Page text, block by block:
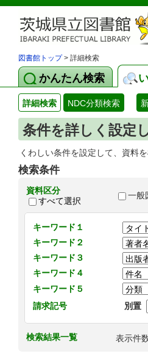
図書館トップ> 詳細検索
かんたん検索
詳細検索 NDC分類検索
条件を詳しく設定
くわしい条件を設定して、資料
検索条件
資料区分
すべて選択
一般
キーワード１
キーワード２
キーワード３
キーワード４
キーワード５
請求記号
別置
検索結果一覧 表示件